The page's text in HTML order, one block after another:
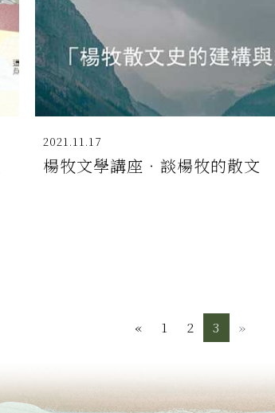
2021.11.17
楊牧文學講座‧談楊牧的散文
« Previous
1 2 3 »